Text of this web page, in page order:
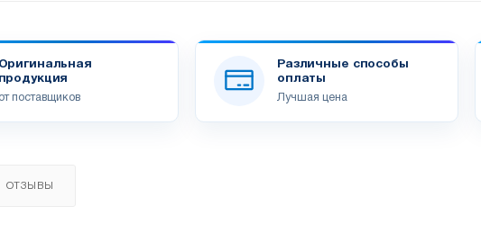
Оригинальная
продукция
от поставщиков
Различные способы
оплаты
Лучшая цена
ОТЗЫВЫ